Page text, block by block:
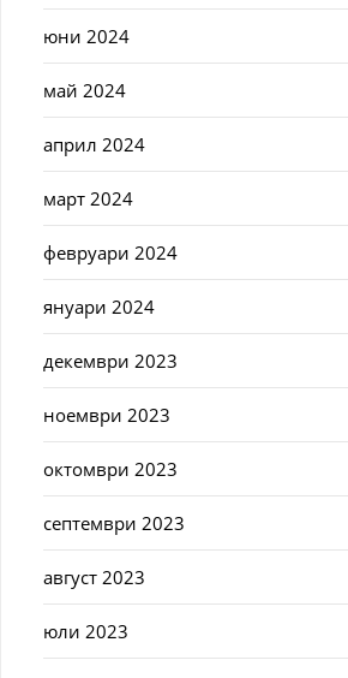
юни 2024
май 2024
април 2024
март 2024
февруари 2024
януари 2024
декември 2023
ноември 2023
октомври 2023
септември 2023
август 2023
юли 2023